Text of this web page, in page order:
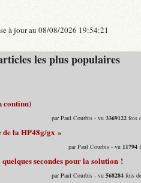
à jour au 08/08/2026 19:54:21
les plus populaires
continu)
par Paul Courbis - vu3369122 fois
de la HP48g/gx »
par Paul Courbis - vu 11794
secondes pour la solution !
par Paul Courbis - vu568284 fois